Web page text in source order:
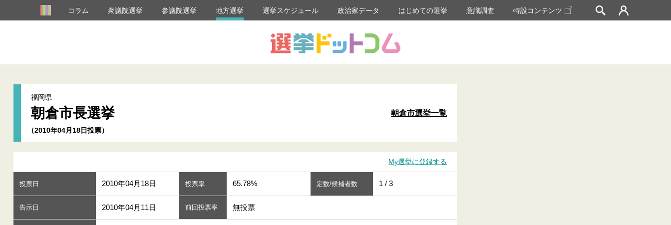
コラム 衆議院選挙 参議院選挙 地方選挙 選挙スケジュール 政治家データ はじめての選挙 意識調査 特設コンテンツ
福岡県
朝倉市長選挙
（2010年04月18日投票）
朝倉市選挙一覧
My選挙に登録する
投票日 2010年04月18日 投票率 65.78% 定数/候補者数 1 / 3
告示日 2010年04月11日 前回投票率 無投票